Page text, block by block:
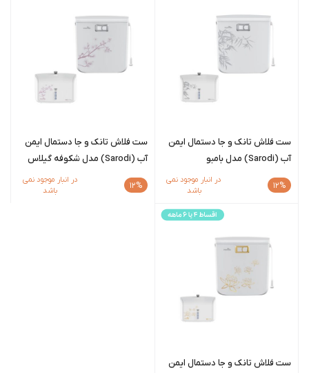
ست فلاش تانک و جا دستمال ایمن
آب (Sarodi) مدل بامبو
12%
در انبار موجود نمی
باشد
ست فلاش تانک و جا دستمال ایمن
آب (Sarodi) مدل شکوفه گیلاس
12%
در انبار موجود نمی
باشد
ست فلاش تانک و جا دستمال ایمن